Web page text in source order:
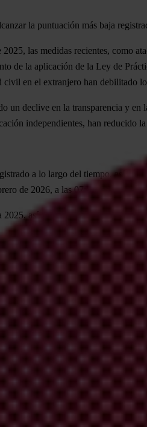
la puntuación más baja
las medidas recientes, como
de la aplicación de la Ley de
civil en el extranjero han debilitado
un declive en la transparencia y
independientes, han reducido
a lo largo del tiempo, así
de 2026, a las 07:01, hora central
así como todos los datos, la
sobre hallazgos regionales y
contáctese con los
de Transparencia Internacional
las percepciones de corrupción
de expertos y otros. Las
la mayor solidez y coherencia
la comparación entre un año y